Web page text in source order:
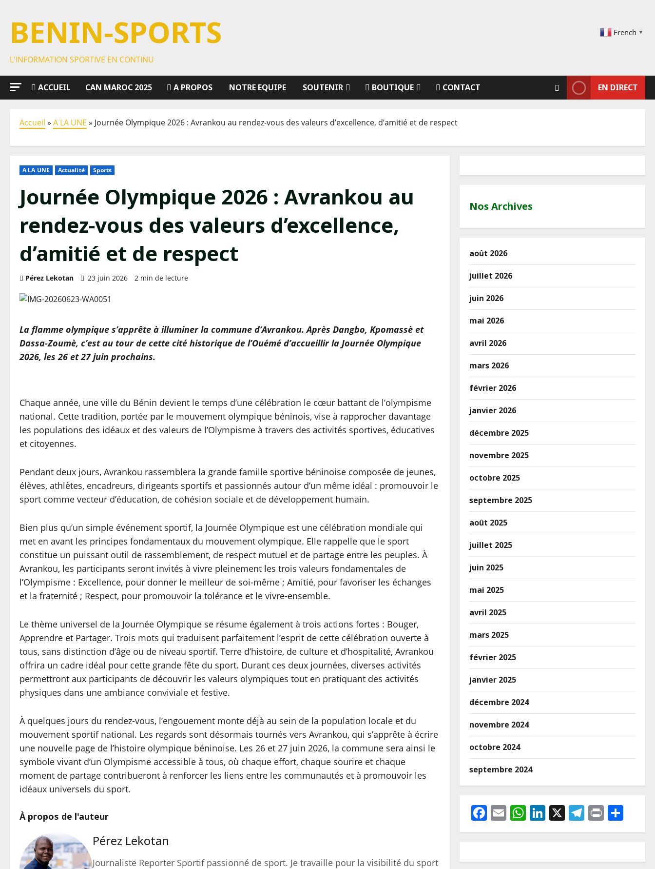
BENIN-SPORTS
L'INFORMATION SPORTIVE EN CONTINU
French ▼
ACCUEIL CAN MAROC 2025 A PROPOS NOTRE EQUIPE SOUTENIR BOUTIQUE CONTACT EN DIRECT
Accueil » A LA UNE » Journée Olympique 2026 : Avrankou au rendez-vous des valeurs d’excellence, d’amitié et de respect
A LA UNE Actualité Sports
Journée Olympique 2026 : Avrankou au
rendez-vous des valeurs d’excellence,
d’amitié et de respect
Pérez Lekotan 23 juin 2026 2 min de lecture
La flamme olympique s’apprête à illuminer la commune d’Avrankou. Après Dangbo, Kpomassè et
Dassa-Zoumè, c’est au tour de cette cité historique de l’Ouémé d’accueillir la Journée Olympique
2026, les 26 et 27 juin prochains.
Chaque année, une ville du Bénin devient le temps d’une célébration le cœur battant de l’olympisme
national. Cette tradition, portée par le mouvement olympique béninois, vise à rapprocher davantage
les populations des idéaux et des valeurs de l’Olympisme à travers des activités sportives, éducatives
et citoyennes.
Pendant deux jours, Avrankou rassemblera la grande famille sportive béninoise composée de jeunes,
élèves, athlètes, encadreurs, dirigeants sportifs et passionnés autour d’un même idéal : promouvoir le
sport comme vecteur d’éducation, de cohésion sociale et de développement humain.
Bien plus qu’un simple événement sportif, la Journée Olympique est une célébration mondiale qui
met en avant les principes fondamentaux du mouvement olympique. Elle rappelle que le sport
constitue un puissant outil de rassemblement, de respect mutuel et de partage entre les peuples. À
Avrankou, les participants seront invités à vivre pleinement les trois valeurs fondamentales de
l’Olympisme : Excellence, pour donner le meilleur de soi-même ; Amitié, pour favoriser les échanges
et la fraternité ; Respect, pour promouvoir la tolérance et le vivre-ensemble.
Le thème universel de la Journée Olympique se résume également à trois actions fortes : Bouger,
Apprendre et Partager. Trois mots qui traduisent parfaitement l’esprit de cette célébration ouverte à
tous, sans distinction d’âge ou de niveau sportif. Terre d’histoire, de culture et d’hospitalité, Avrankou
offrira un cadre idéal pour cette grande fête du sport. Durant ces deux journées, diverses activités
permettront aux participants de découvrir les valeurs olympiques tout en pratiquant des activités
physiques dans une ambiance conviviale et festive.
À quelques jours du rendez-vous, l’engouement monte déjà au sein de la population locale et du
mouvement sportif national. Les regards sont désormais tournés vers Avrankou, qui s’apprête à écrire
une nouvelle page de l’histoire olympique béninoise. Les 26 et 27 juin 2026, la commune sera ainsi le
symbole vivant d’un Olympisme accessible à tous, où chaque effort, chaque sourire et chaque
moment de partage contribueront à renforcer les liens entre les communautés et à promouvoir les
idéaux universels du sport.
À propos de l'auteur
Pérez Lekotan
Journaliste Reporter Sportif passionné de sport. Je travaille pour la visibilité du sport
Nos Archives
août 2026
juillet 2026
juin 2026
mai 2026
avril 2026
mars 2026
février 2026
janvier 2026
décembre 2025
novembre 2025
octobre 2025
septembre 2025
août 2025
juillet 2025
juin 2025
mai 2025
avril 2025
mars 2025
février 2025
janvier 2025
décembre 2024
novembre 2024
octobre 2024
septembre 2024
Facebook
EmailWhatsApp
LinkedIn
X Telegram
Print